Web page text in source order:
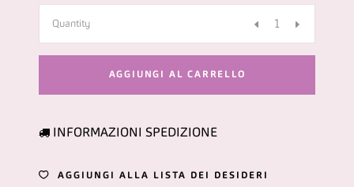
Quantity
AGGIUNGI AL CARRELLO
INFORMAZIONI SPEDIZIONE
AGGIUNGI ALLA LISTA DEI DESIDERI